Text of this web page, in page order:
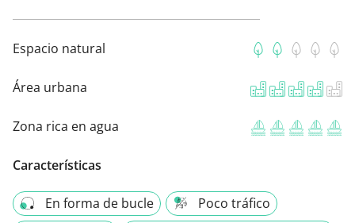
Espacio natural
Área urbana
Zona rica en agua
Características
En forma de bucle
Poco tráfico